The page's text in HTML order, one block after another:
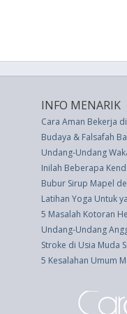
INFO MENARIK
Cara Aman Bekerja
Budaya & Falsafah
Undang-Undang
Inilah Beberapa
Bubur Sirup Mapel
Latihan Yoga Untuk
5 Masalah Kotoran
Undang-Undang
Stroke di Usia Muda
5 Kesalahan Umum